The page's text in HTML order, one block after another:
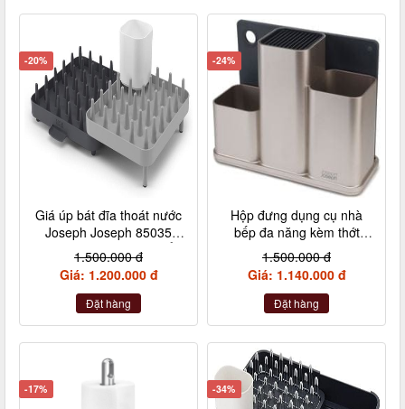
-20%
Giá úp bát đĩa thoát nước
Joseph Joseph 85035
Connect (2 tầng có thể
điều chỉnh – màu ghi)
1.500.000 đ
Giá: 1.200.000 đ
Đặt hàng
-24%
Hộp đưng dụng cụ nhà
bếp đa năng kèm thớt
nhựa Joseph 85122
1.500.000 đ
Giá: 1.140.000 đ
Đặt hàng
-17% -34%